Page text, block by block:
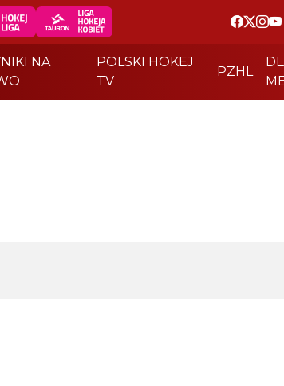
NA
POLSKI HOKEJ
TV
PZHL